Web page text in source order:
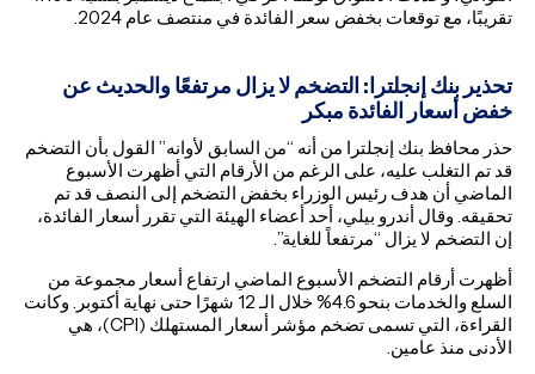
تقريبًا، مع توقعات بخفض سعر الفائدة في منتصف عام 2024.
تحذير بنك إنجلترا: التضخم لا يزال مرتفعًا والحديث عن
خفض أسعار الفائدة مبكر
حذر محافظ بنك إنجلترا من أنه “من السابق لأوانه” القول بأن التضخم
قد تم التغلب عليه، على الرغم من الأرقام التي أظهرت الأسبوع
الماضي أن هدف رئيس الوزراء بخفض التضخم إلى النصف قد تم
تحقيقه. وقال أندرو بيلي، أحد أعضاء الهيئة التي تقرر أسعار الفائدة،
إن التضخم لا يزال “مرتفعاً للغاية”.
أظهرت أرقام التضخم الأسبوع الماضي ارتفاع أسعار مجموعة من
السلع والخدمات بنحو 4.6% خلال الـ 12 شهرًا حتى نهاية أكتوبر. وكانت
القراءة، التي تسمى تضخم مؤشر أسعار المستهلك (CPI)، هي
الأدنى منذ عامين.